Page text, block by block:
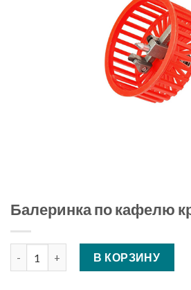
Балеринка по кафелю
Количество Балеринка по кафелю
В КОРЗИНУ